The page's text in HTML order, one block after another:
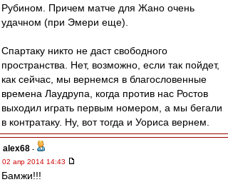
Рубином. Причем матче для Жано очень
удачном (при Эмери еще).
Спартаку никто не даст свободного
пространства. Нет, возможно, если так пойдет,
как сейчас, мы вернемся в благословенные
времена Лаудрупа, когда против нас Ростов
выходил играть первым номером, а мы бегали
в контратаку. Ну, вот тогда и Уориса вернем.
alex68 -
02 апр 2014 14:43
Бамжи!!!